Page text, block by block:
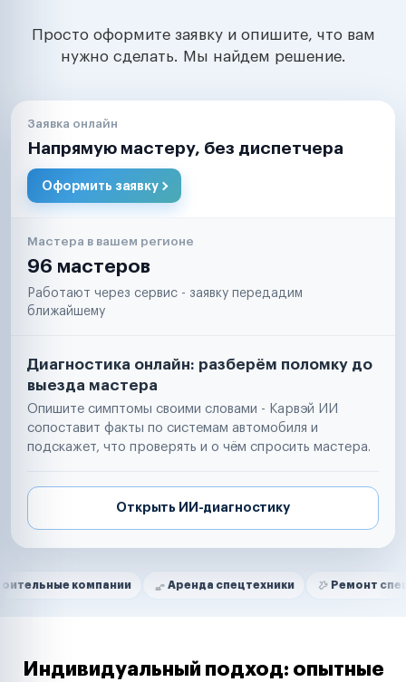
Просто оформите заявку и опишите, что вам
нужно сделать. Мы найдем решение.
Заявка онлайн
Напрямую мастеру, без диспетчера
Оформить заявку
Мастера в вашем регионе
96 мастеров
Работают через сервис - заявку передадим
ближайшему
Диагностика онлайн: разберём поломку до
выезда мастера
Опишите симптомы своими словами - Карвэй ИИ
сопоставит факты по системам автомобиля и
подскажет, что проверять и о чём спросить мастера.
Открыть ИИ-диагностику
Нам доверяют
компании Аренда спецтехники Ремонт спецтехники
Маркетплейсы
Таксопарки
Индивидуальный подход: опытные